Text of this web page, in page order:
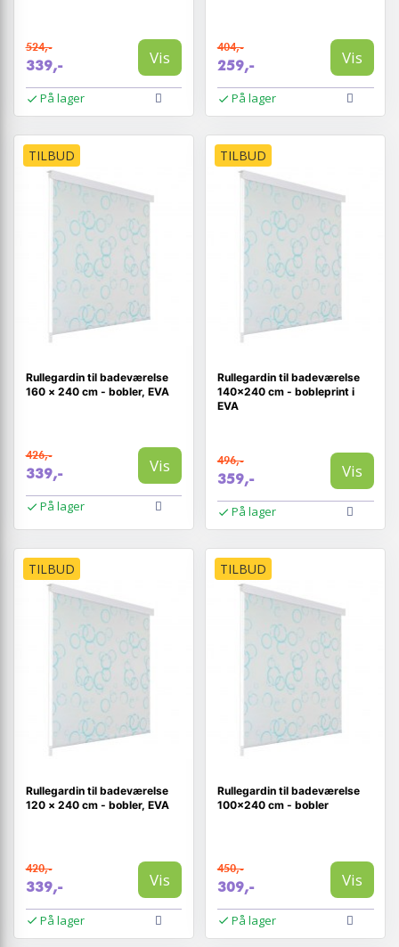
524,-
339,- Vis
På lager
404,-
259,- Vis
På lager
TILBUD
Rullegardin til badeværelse
160 × 240 cm - bobler, EVA
426,-
339,- Vis
På lager
TILBUD
Rullegardin til badeværelse
140×240 cm - bobleprint i
EVA
496,-
359,- Vis
På lager
TILBUD
Rullegardin til badeværelse
120 × 240 cm - bobler, EVA
420,-
339,- Vis
På lager
TILBUD
Rullegardin til badeværelse
100×240 cm - bobler
450,-
309,- Vis
På lager